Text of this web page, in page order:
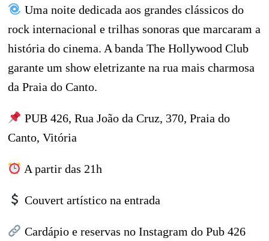
Uma noite dedicada aos grandes clássicos do
rock internacional e trilhas sonoras que marcaram a
história do cinema. A banda The Hollywood Club
garante um show eletrizante na rua mais charmosa
da Praia do Canto.
PUB 426, Rua João da Cruz, 370, Praia do
Canto, Vitória
A partir das 21h
Couvert artístico na entrada
Cardápio e reservas no Instagram do Pub 426